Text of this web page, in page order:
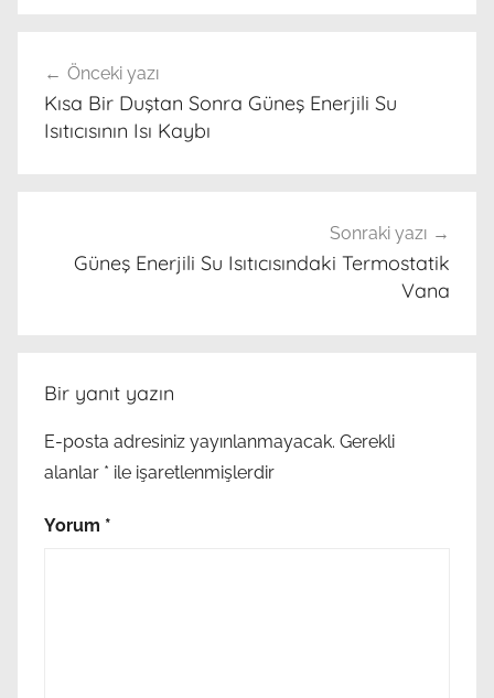
φ
ρ
ο
α
gezinmesi
Önceki yazı
Kısa Bir Duştan Sonra Güneş Enerjili Su
Isıtıcısının Isı Kaybı
Sonraki yazı
Güneş Enerjili Su Isıtıcısındaki Termostatik
Vana
Bir yanıt yazın
E-posta adresiniz yayınlanmayacak. Gerekli
alanlar * ile işaretlenmişlerdir
Yorum *